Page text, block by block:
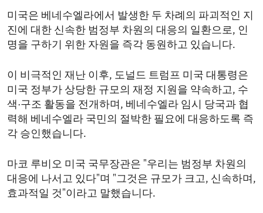
미국은 베네수엘라에서 발생한 두 차례의 파괴적인 지
진에 대한 신속한 범정부 차원의 대응의 일환으로, 인
명을 구하기 위한 자원을 즉각 동원하고 있습니다.
이 비극적인 재난 이후, 도널드 트럼프 미국 대통령은
미국 정부가 상당한 규모의 재정 지원을 약속하고, 수
색·구조 활동을 전개하며, 베네수엘라 임시 당국과 협
력해 베네수엘라 국민의 절박한 필요에 대응하도록 즉
각 승인했습니다.
마코 루비오 미국 국무장관은 "우리는 범정부 차원의
대응에 나서고 있다"며 "그것은 규모가 크고, 신속하며,
효과적일 것"이라고 말했습니다.